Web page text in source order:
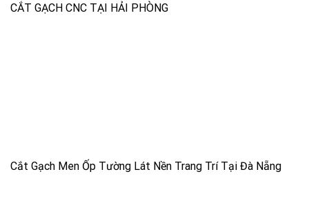
CẮT GẠCH CNC TẠI HẢI PHÒNG
Cắt Gạch Men Ốp Tường Lát Nền Trang Trí Tại Đà Nẵng